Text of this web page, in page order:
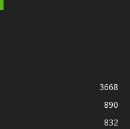
3668
890
832